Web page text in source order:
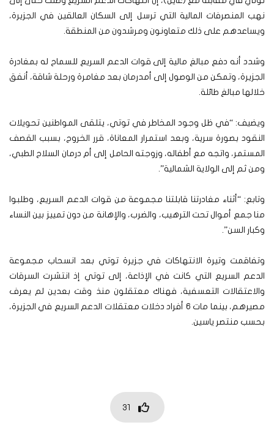
نهب المنصرفات المالية التي ترسل إلى السكان العالقين في الجزيرة،
ويساعدهم على ذلك متعاونون ومرشدون من المنطقة.
وشدد أنه دفع مبالغ مالية إلى قوات الدعم السريع للسماح له بمغادرة
الجزيرة، وتمكن من الوصول إلى أمدرمان بعد مغامرة ورحلة شاقة، أنفق
خلالها مبالغ طائلة.
ويضيف: “في ظل وجود المخاطر في توتي، يتلقى المواطنين تحويلات
النقود بصورة سرية، وبعد استمرار المعاناة، قرر الخروج، بسبب القصف
المستمر، واتجه مع أطفاله، وزوجته الحامل إلى أم درمان السلاح الطبي،
ومن ثم إلى الولاية الشمالية”.
وتابع: “أثناء مغادرتنا قابلتنا مجموعة من قوات الدعم السريع، وطلبوا
منا جمع أموال تحت الترهيب، والضرب، والإهانة من دون تمييز بين النساء
وكبار السن”.
وتفاقمت وتيرة الانتهاكات في جزيرة توتي بعد انسحاب مجموعة
الدعم السريع التي كانت في الإذاعة، إلى توتي إذ انتشرت السرقات
والاعتقالات التعسفية، فهناك معتقلون منذ وقت بعدين لم يعرف
مصيرهم، بينما مات 6 أفراد دخلات معتقلات الدعم السريع في الجزيرة،
بحسب منتصر ياسين.
31